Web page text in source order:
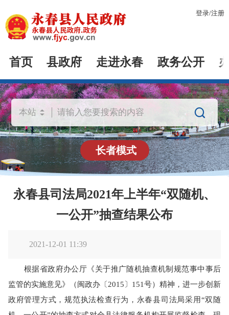
登录/注册
首页 县政府 走进永春 政务公开

长者模式
永春县司法局2021年上半年“双随机、
一公开”抽查结果公布
2021-12-01 11:39
根据省政府办公厅《关于推广随机抽查机制规范事中事后
监管的实施意见》（闽政办〔2015〕 151号）精神，进一步创新
政府管理方式，规范执法检查行为，永春县司法局采用“双随